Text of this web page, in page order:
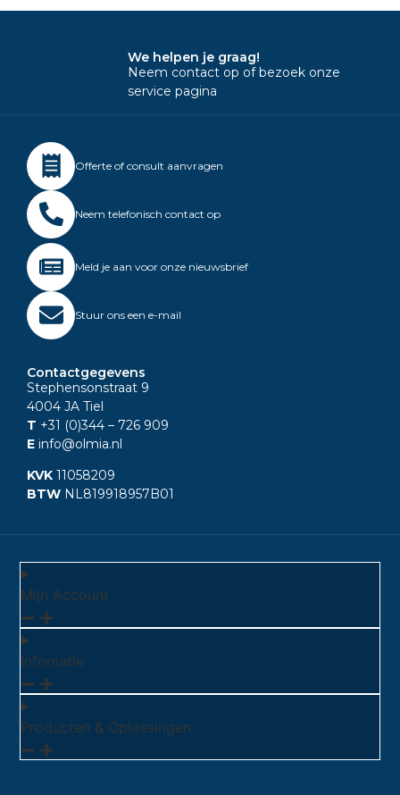
We helpen je graag!
Neem contact op of bezoek onze
service pagina
Offerte of consult aanvragen
Neem telefonisch contact op
Meld je aan voor onze nieuwsbrief
Stuur ons een e-mail
Contactgegevens
Stephensonstraat 9
4004 JA Tiel
T +31 (0)344 – 726 909
E info@olmia.nl
KVK 11058209
BTW NL819918957B01
Mijn Account
Infomatie
Producten & Oplossingen